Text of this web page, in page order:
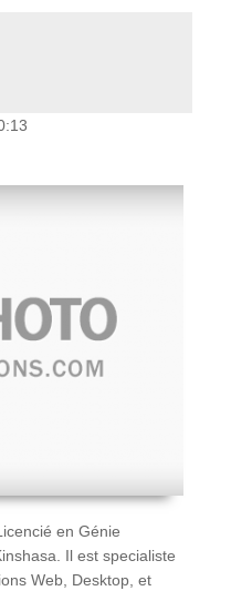
en Génie
Il est specialiste
Web, Desktop, et